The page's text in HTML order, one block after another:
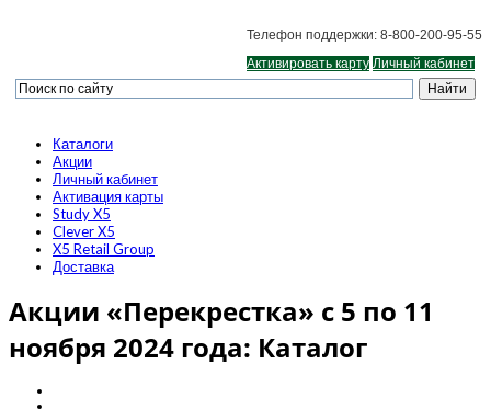
Телефон поддержки: 8-800-200-95-55
Активировать карту Личный кабинет
Каталоги
Акции
Личный кабинет
Активация карты
Study X5
Clever X5
X5 Retail Group
Доставка
Акции «Перекрестка» с 5 по 11
ноября 2024 года: Каталог